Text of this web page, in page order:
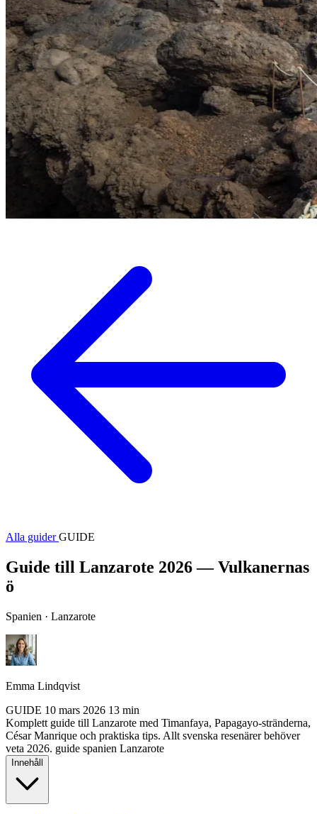
Alla guiderGUIDE
Guide till Lanzarote 2026 — Vulkanernas
ö
Spanien · Lanzarote
Emma Lindqvist
GUIDE 10 mars 2026 13 min
Komplett guide till Lanzarote med Timanfaya, Papagayo-stränderna,
César Manrique och praktiska tips. Allt svenska resenärer behöver
veta 2026. guide spanien Lanzarote
Innehåll